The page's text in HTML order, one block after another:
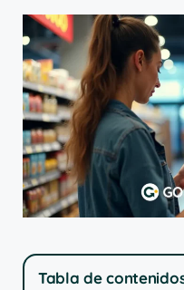
Tabla de